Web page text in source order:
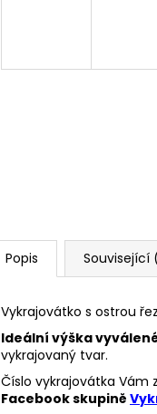
Popis Související
Vykrajovátko s ostrou
Ideální výška
vykrajovaný tvar.
Číslo vykrajovátka Vám
Facebook skupině